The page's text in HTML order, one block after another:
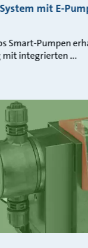
mit E-
Smart-Pumpen
mit integrierten